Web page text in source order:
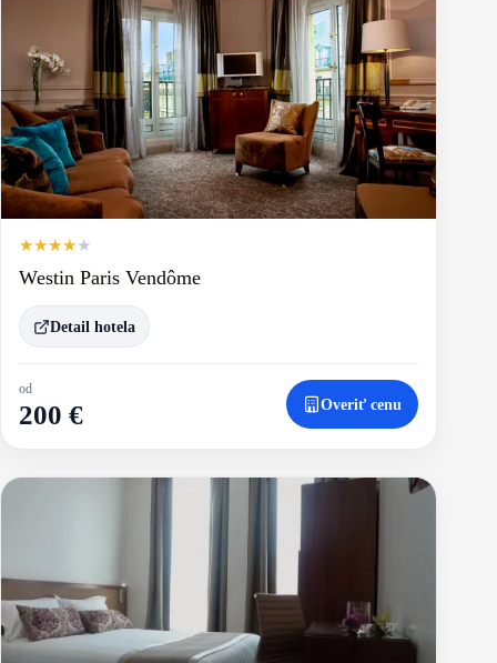
★★★★★
Westin Paris Vendôme
Detail hotela
od
200 € Overiť cenu